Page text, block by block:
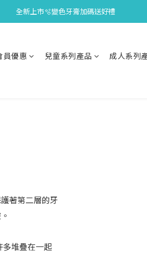
會員限定🎁點數兌換好禮
全新上市🫧變色牙膏加碼送好禮
員優惠 兒童系列產品 成人系列
著第二層的牙
堆疊在一起